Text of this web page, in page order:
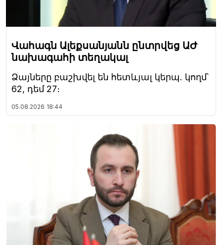
Վահագն Ալեքսանյանն ընտրվեց ԱԺ
նախագահի տեղակալ
Ձայները բաշխվել են հետևյալ կերպ. կողմ՝
62, դեմ 27։
05.08.2026 18:44